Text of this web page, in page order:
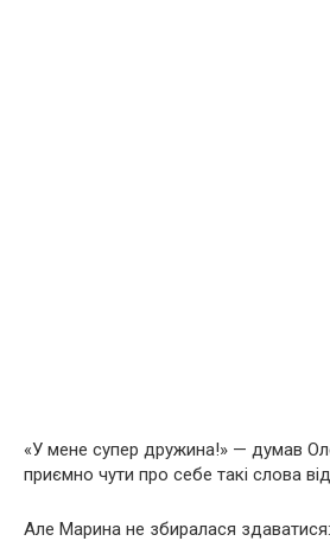
«У мене супер дружина!» — думав
приємно чути про себе такі слова
Але Марина не збиралася здаватися: